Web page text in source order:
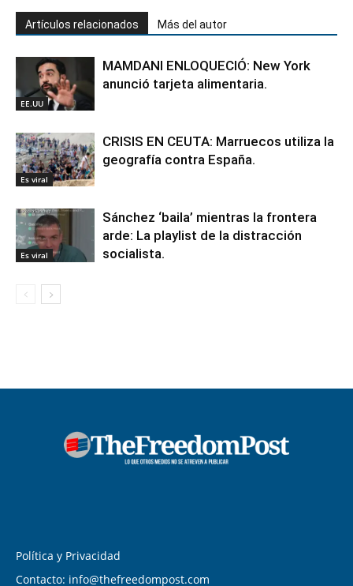
Artículos relacionados Más del autor
EE.UU
MAMDANI ENLOQUECIÓ: New York
anunció tarjeta alimentaria.
Es viral
CRISIS EN CEUTA: Marruecos utiliza la
geografía contra España.
Es viral
Sánchez ‘baila’ mientras la frontera
arde: La playlist de la distracción
socialista.
Política y Privacidad
Contacto: info@thefreedompost.com